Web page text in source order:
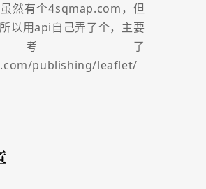
然有个4sqmap.com，但
以用api自己弄了个，主要
了
publishing/leaflet/